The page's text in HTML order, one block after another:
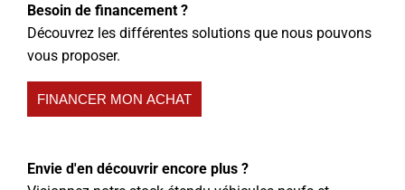
Besoin de financement ?
Découvrez les différentes solutions que nous pouvons
vous proposer.
FINANCER MON ACHAT
Envie d'en découvrir encore plus ?